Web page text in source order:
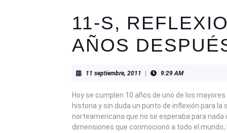
11-S,
AÑOS
11 septiembre, 2011 11
2011
9:29 AM
Hoy se cumplen 10 años de uno de los
historia y sin duda un punto de inflexión para la
norteamericana que no se esperaba para nada
dimensiones que conmocionó a todo el mundo,